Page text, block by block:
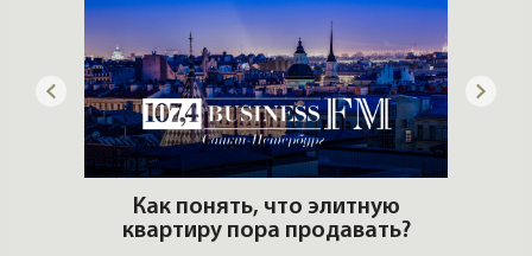
Как понять, что элитную
квартиру пора продавать?